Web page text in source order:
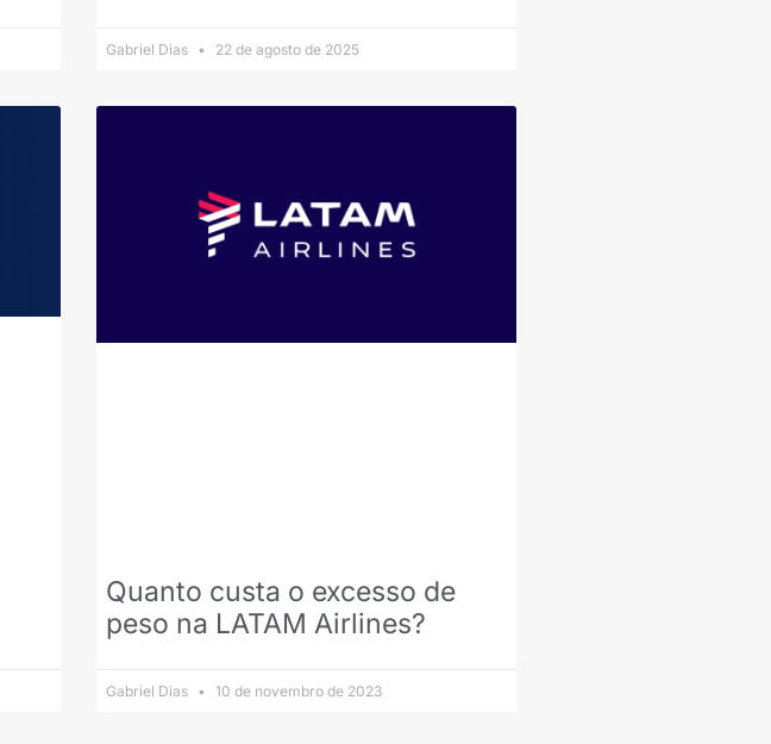
Gabriel Dias 22 de agosto de 2025
Quanto custa o excesso de
peso na LATAM Airlines?
Gabriel Dias 10 de novembro de 2023